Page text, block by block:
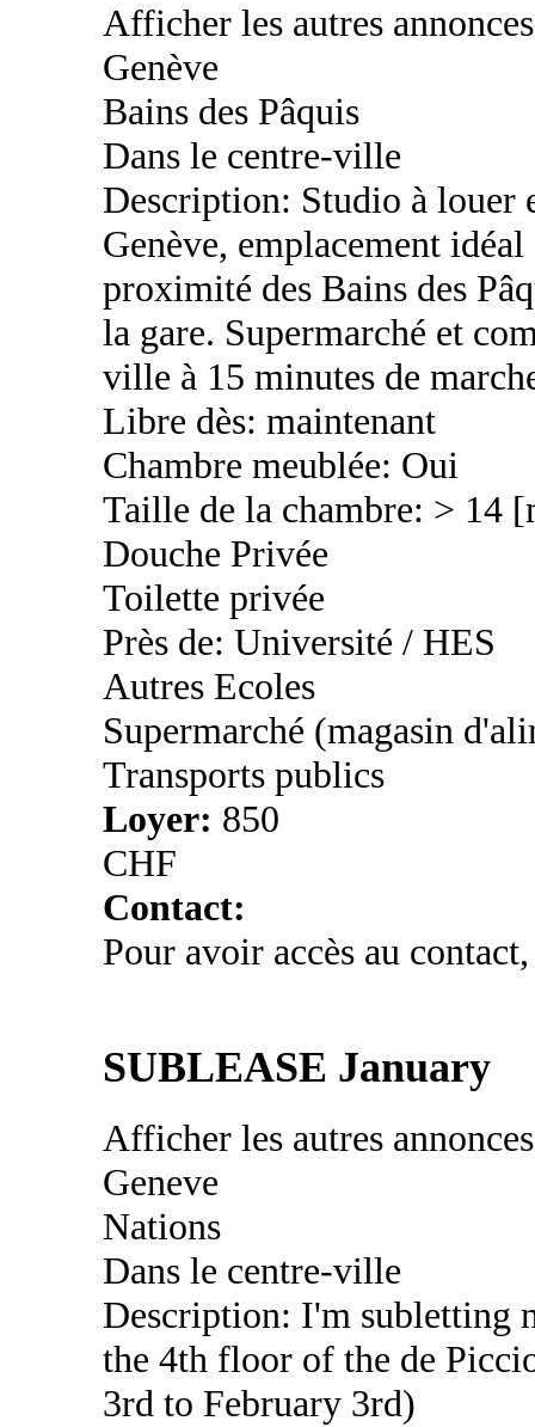
Afficher les autres
Genève
Bains des Pâquis
Dans le centre-ville
Description: Studio à
Genève, emplacement
proximité des Bains des
la gare. Supermarché et
ville à 15 minutes de
Libre dès: maintenant
Chambre meublée: Oui
Taille de la chambre: > 14
Douche Privée
Toilette privée
Près de: Université / HES
Autres Ecoles
Supermarché (magasin
Transports publics
Loyer: 850
CHF
Contact:
Pour avoir accès au
SUBLEASE January
Afficher les autres
Geneve
Nations
Dans le centre-ville
Description: I'm subletting
the 4th floor of the de
3rd to February 3rd)